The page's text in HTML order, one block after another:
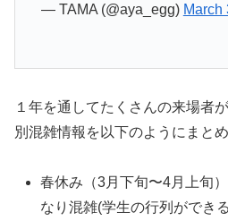
— TAMA (@aya_egg) March
１年を通してたくさんの来場者
別混雑情報を以下のようにまとめ
春休み（3月下旬〜4月上旬
なり混雑(学生の行列ができ